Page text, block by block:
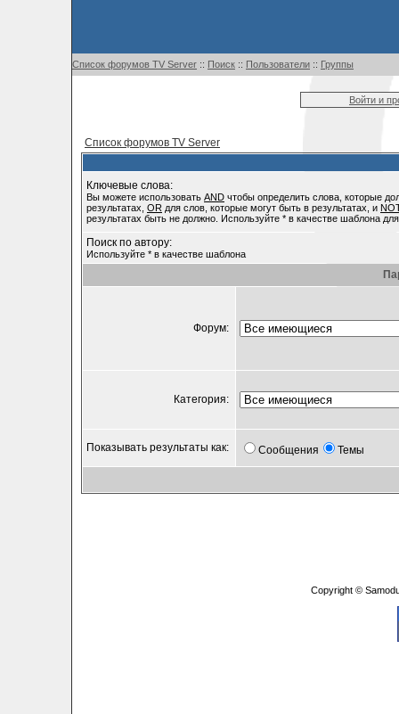
Список форумов TV Server :: Поиск :: Пользователи :: Группы
Войти и
Список форумов TV Server
Ключевые слова:
Вы можете использовать AND чтобы определить слова, которые
результатах, OR для слов, которые могут быть в результатах, и
результатах быть не должно. Используйте * в качестве шаблона
Поиск по автору:
Используйте * в качестве шаблона
Форум:
Категория:
Показывать результаты как: Сообщения Темы
Copyright ©